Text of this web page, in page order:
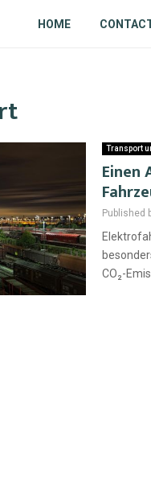
HOME
Transport
Einen
Published
CO₂-